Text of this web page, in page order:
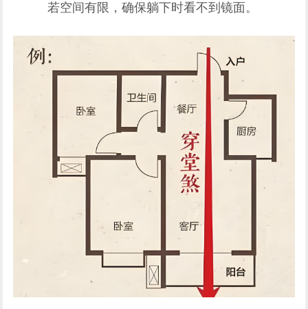
若空间有限，确保躺下时看不到镜面。